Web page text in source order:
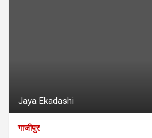
Jaya Ekadashi
गाजीपुर